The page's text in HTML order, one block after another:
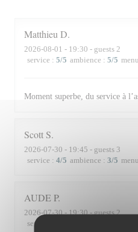
Matthieu D
2026-08-01 - 19:30 - guests 2
service : 5/5 ambience : 5/5 menu
Moment superbe, du service à
ScottS
2026-07-30 - 19:45 - guests 3
service : 4/5 ambience : 3/5 menu
AUDEP
2026-07-30- 19:30 - guests 2
service